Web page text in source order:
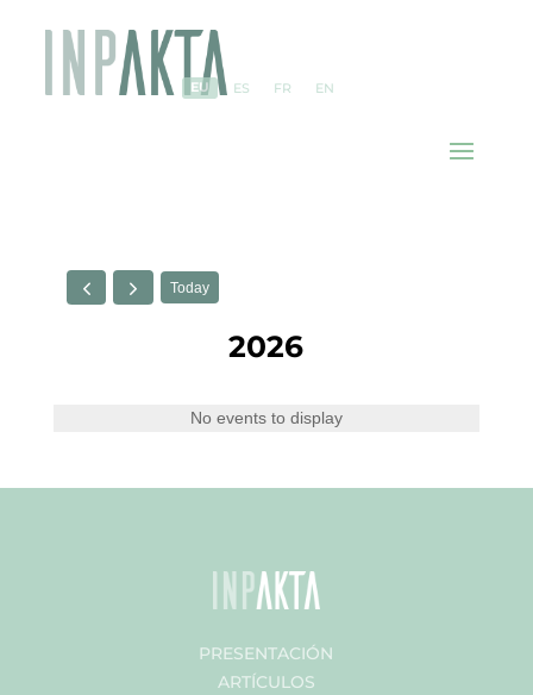
EU ES FR EN
Today
2026
No events to display
PRESENTACIÓN
ARTÍCULOS